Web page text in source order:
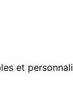
et